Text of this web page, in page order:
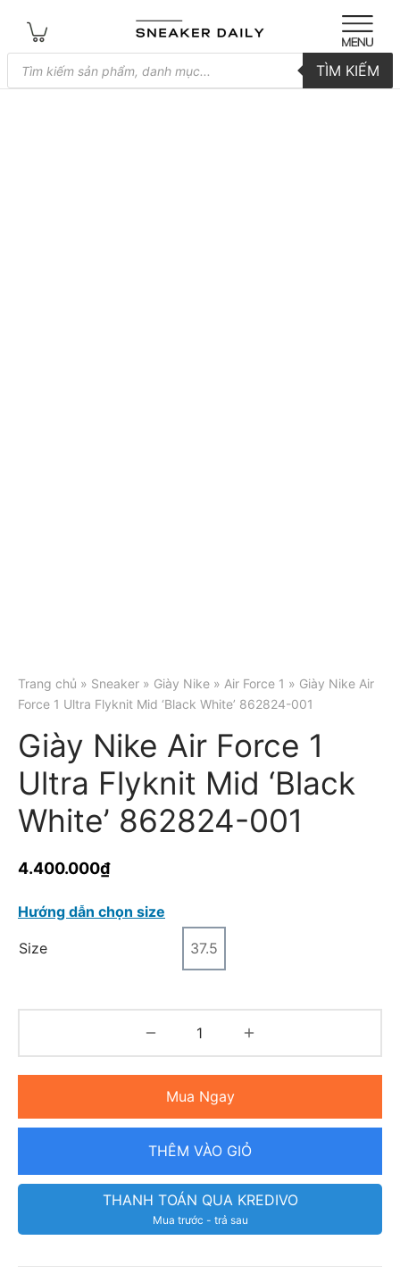
Tìm
kiếm
sản
TÌM KIẾM
Trang chủ » Sneaker » Giày Nike » Air Force 1 » Giày Nike Air
Force 1 Ultra Flyknit Mid ‘Black White’ 862824-001
Giày Nike Air Force 1
Ultra Flyknit Mid ‘Black
White’ 862824-001
4.400.000₫
Hướng dẫn chọn size
Size 37.5
Mua Ngay
THÊM VÀO GIỎ
THANH TOÁN QUA KREDIVO
Mua trước - trả sau